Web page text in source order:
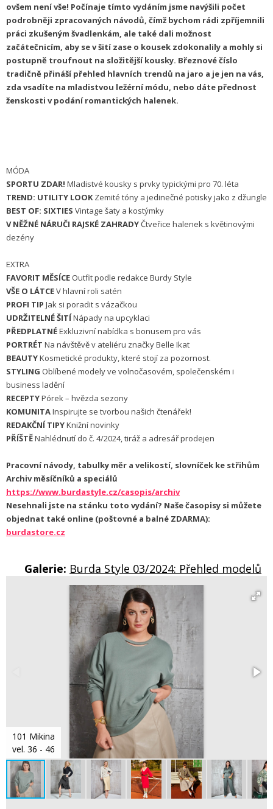
ovšem není vše! Počínaje tímto vydáním jsme navýšili počet
podrobněji zpracovaných návodů, čímž bychom rádi zpříjemnili
práci zkušeným švadlenkám, ale také dali možnost
začátečnicím, aby se v šití zase o kousek zdokonalily a mohly si
postupně troufnout na složitější kousky. Březnové číslo
tradičně přináší přehled hlavních trendů na jaro a je jen na vás,
zda vsadíte na mladistvou ležérní módu, nebo dáte přednost
ženskosti v podání romantických halenek.
MÓDA
SPORTU ZDAR! Mladistvé kousky s prvky typickými pro 70. léta
TREND: UTILITY LOOKZemité tóny a jedinečné potisky jako z džungle
BEST OF: SIXTIES Vintage šaty a kostýmky
V NĚŽNÉ NÁRUČI RAJSKÉ ZAHRADYČtveřice halenek s květinovými
dezény
EXTRA
FAVORIT MĚSÍCE Outfit podle redakce Burdy Style
VŠE O LÁTCEV hlavní roli satén
PROFI TIP Jak si poradit s vázačkou
UDRŽITELNÉ ŠITÍNápady na upcyklaci
PŘEDPLATNÉExkluzivní nabídka s bonusem pro vás
PORTRÉT Na návštěvě v ateliéru značky Belle Ikat
BEAUTYKosmetické produkty, které stojí za pozornost.
STYLING Oblíbené modely ve volnočasovém, společenském i
business ladění
RECEPTYPórek – hvězda sezony
KOMUNITAInspirujte se tvorbou našich čtenářek!
REDAKČNÍ TIPYKnižní novinky
PŘÍŠTĚNahlédnutí do č. 4/2024, tiráž a adresář prodejen
Pracovní návody, tabulky měr a velikostí, slovníček ke střihům
Archiv měsíčníků a speciálů
https://www.burdastyle.cz/casopis/archiv
Nesehnali jste na stánku toto vydání? Naše časopisy si můžete
objednat také online (poštovné a balné ZDARMA):
burdastore.cz
Galerie: Burda Style 03/2024: Přehled modelů
101 Mikina
vel. 36 - 46